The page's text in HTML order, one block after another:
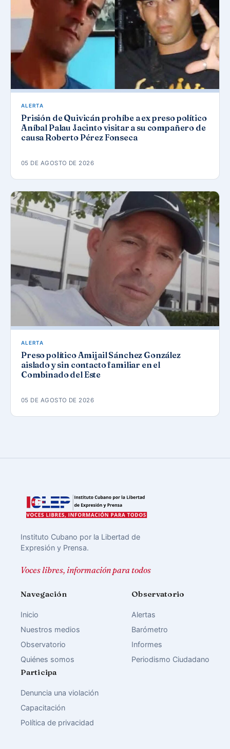
ALERTA
Prisión de Quivicán prohíbe a ex preso político
Aníbal Palau Jacinto visitar a su compañero de
causa Roberto Pérez Fonseca
05 DE AGOSTO DE 2026
ALERTA
Preso político Amijail Sánchez González
aislado y sin contacto familiar en el
Combinado del Este
05 DE AGOSTO DE 2026
Instituto Cubano por la Libertad de
Expresión y Prensa.
Voces libres, información para todos
Navegación
Inicio
Nuestros medios
Observatorio
Quiénes somos
Observatorio
Alertas
Barómetro
Informes
Periodismo Ciudadano
Participa
Denuncia una violación
Capacitación
Política de privacidad